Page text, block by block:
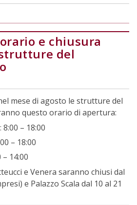
e chiusura
del
mese di agosto le strutture del
questo orario di apertura:
– 18:00
– 18:00
– 14:00
e Venera saranno chiusi dal
e Palazzo Scala dal 10 al 21